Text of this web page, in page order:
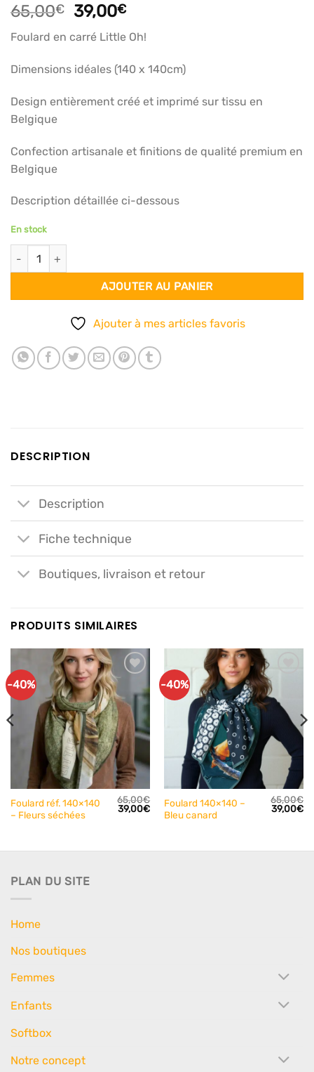
65,00€
Le
prix
initial
était :
65,00€.
39,00€Le
prix
actuel
est :
39,00€.
Foulard en carré Little Oh!
Dimensions idéales (140 x 140cm)
Design entièrement créé et imprimé sur tissu en
Belgique
Confection artisanale et finitions de qualité premium en
Belgique
Description détaillée ci-dessous
En stock
quantité de Foulard 140x140 - Pois bleus
AJOUTER AU PANIER
Ajouter à mes articles favoris
DESCRIPTION
Description
Fiche technique
Boutiques, livraison et retour
PRODUITS SIMILAIRES
-40%
Ajouter
à mes
articles
favoris
Foulard réf. 140×140
– Fleurs séchées
65,00€
Le
39,00€Le
prix
-40%
Ajouter
à mes
articles
favoris
Foulard 140×140 –
Bleu canard
65,00€
Le
39,00€Le
PLAN DU SITE
Home
Nos boutiques
Femmes
Enfants
Softbox
Notre concept